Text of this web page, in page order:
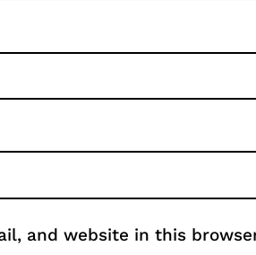
and website in this